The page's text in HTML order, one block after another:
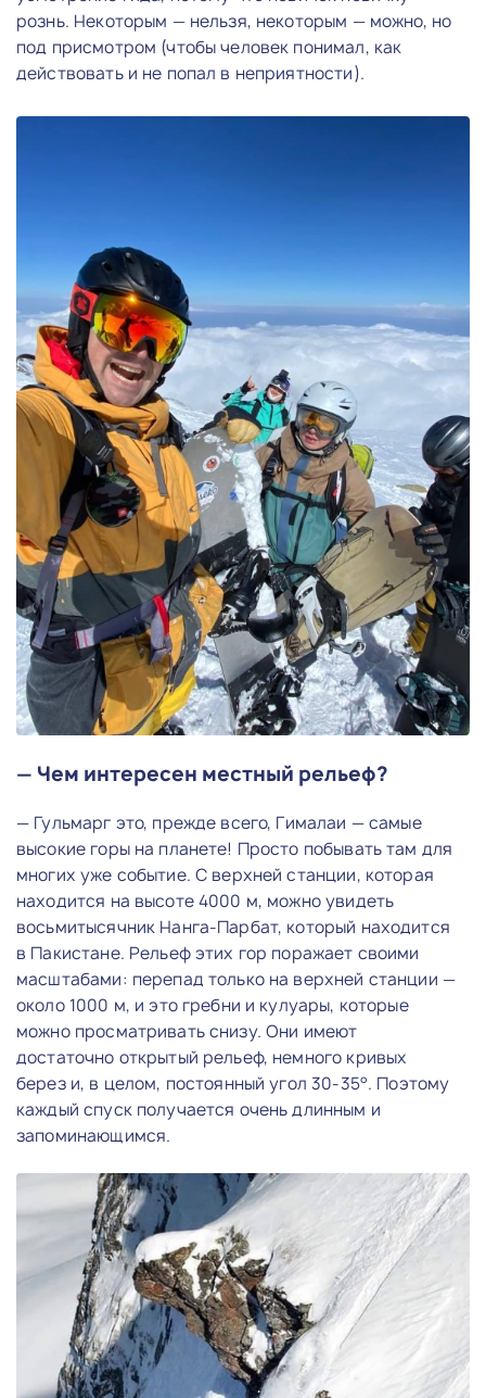
рознь. Некоторым — нельзя, некоторым — можно, но
под присмотром (чтобы человек понимал, как
действовать и не попал в неприятности).
— Чем интересен местный рельеф?
— Гульмарг это, прежде всего, Гималаи — самые
высокие горы на планете! Просто побывать там для
многих уже событие. С верхней станции, которая
находится на высоте 4000 м, можно увидеть
восьмитысячник Нанга-Парбат, который находится
в Пакистане. Рельеф этих гор поражает своими
масштабами: перепад только на верхней станции —
около 1000 м, и это гребни и кулуары, которые
можно просматривать снизу. Они имеют
достаточно открытый рельеф, немного кривых
берез и, в целом, постоянный угол 30-35°. Поэтому
каждый спуск получается очень длинным и
запоминающимся.